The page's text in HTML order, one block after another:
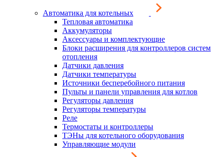
Автоматика для котельных
Тепловая автоматика
Аккумуляторы
Аксессуары и комплектующие
Блоки расширения для контроллеров систем
отопления
Датчики давления
Датчики температуры
Источники бесперебойного питания
Пульты и панели управления для котлов
Регуляторы давления
Регуляторы температуры
Реле
Термостаты и контроллеры
ТЭНы для котельного оборудования
Управляющие модули